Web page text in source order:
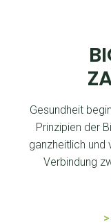
Gesundheit
Prinzipien der
ganzheitlich und
Verbindung
>